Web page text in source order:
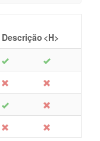
Descrição <H>